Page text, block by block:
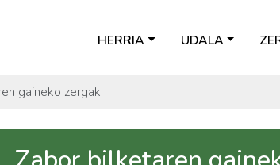
HERRIA UDALA
gaineko zergak